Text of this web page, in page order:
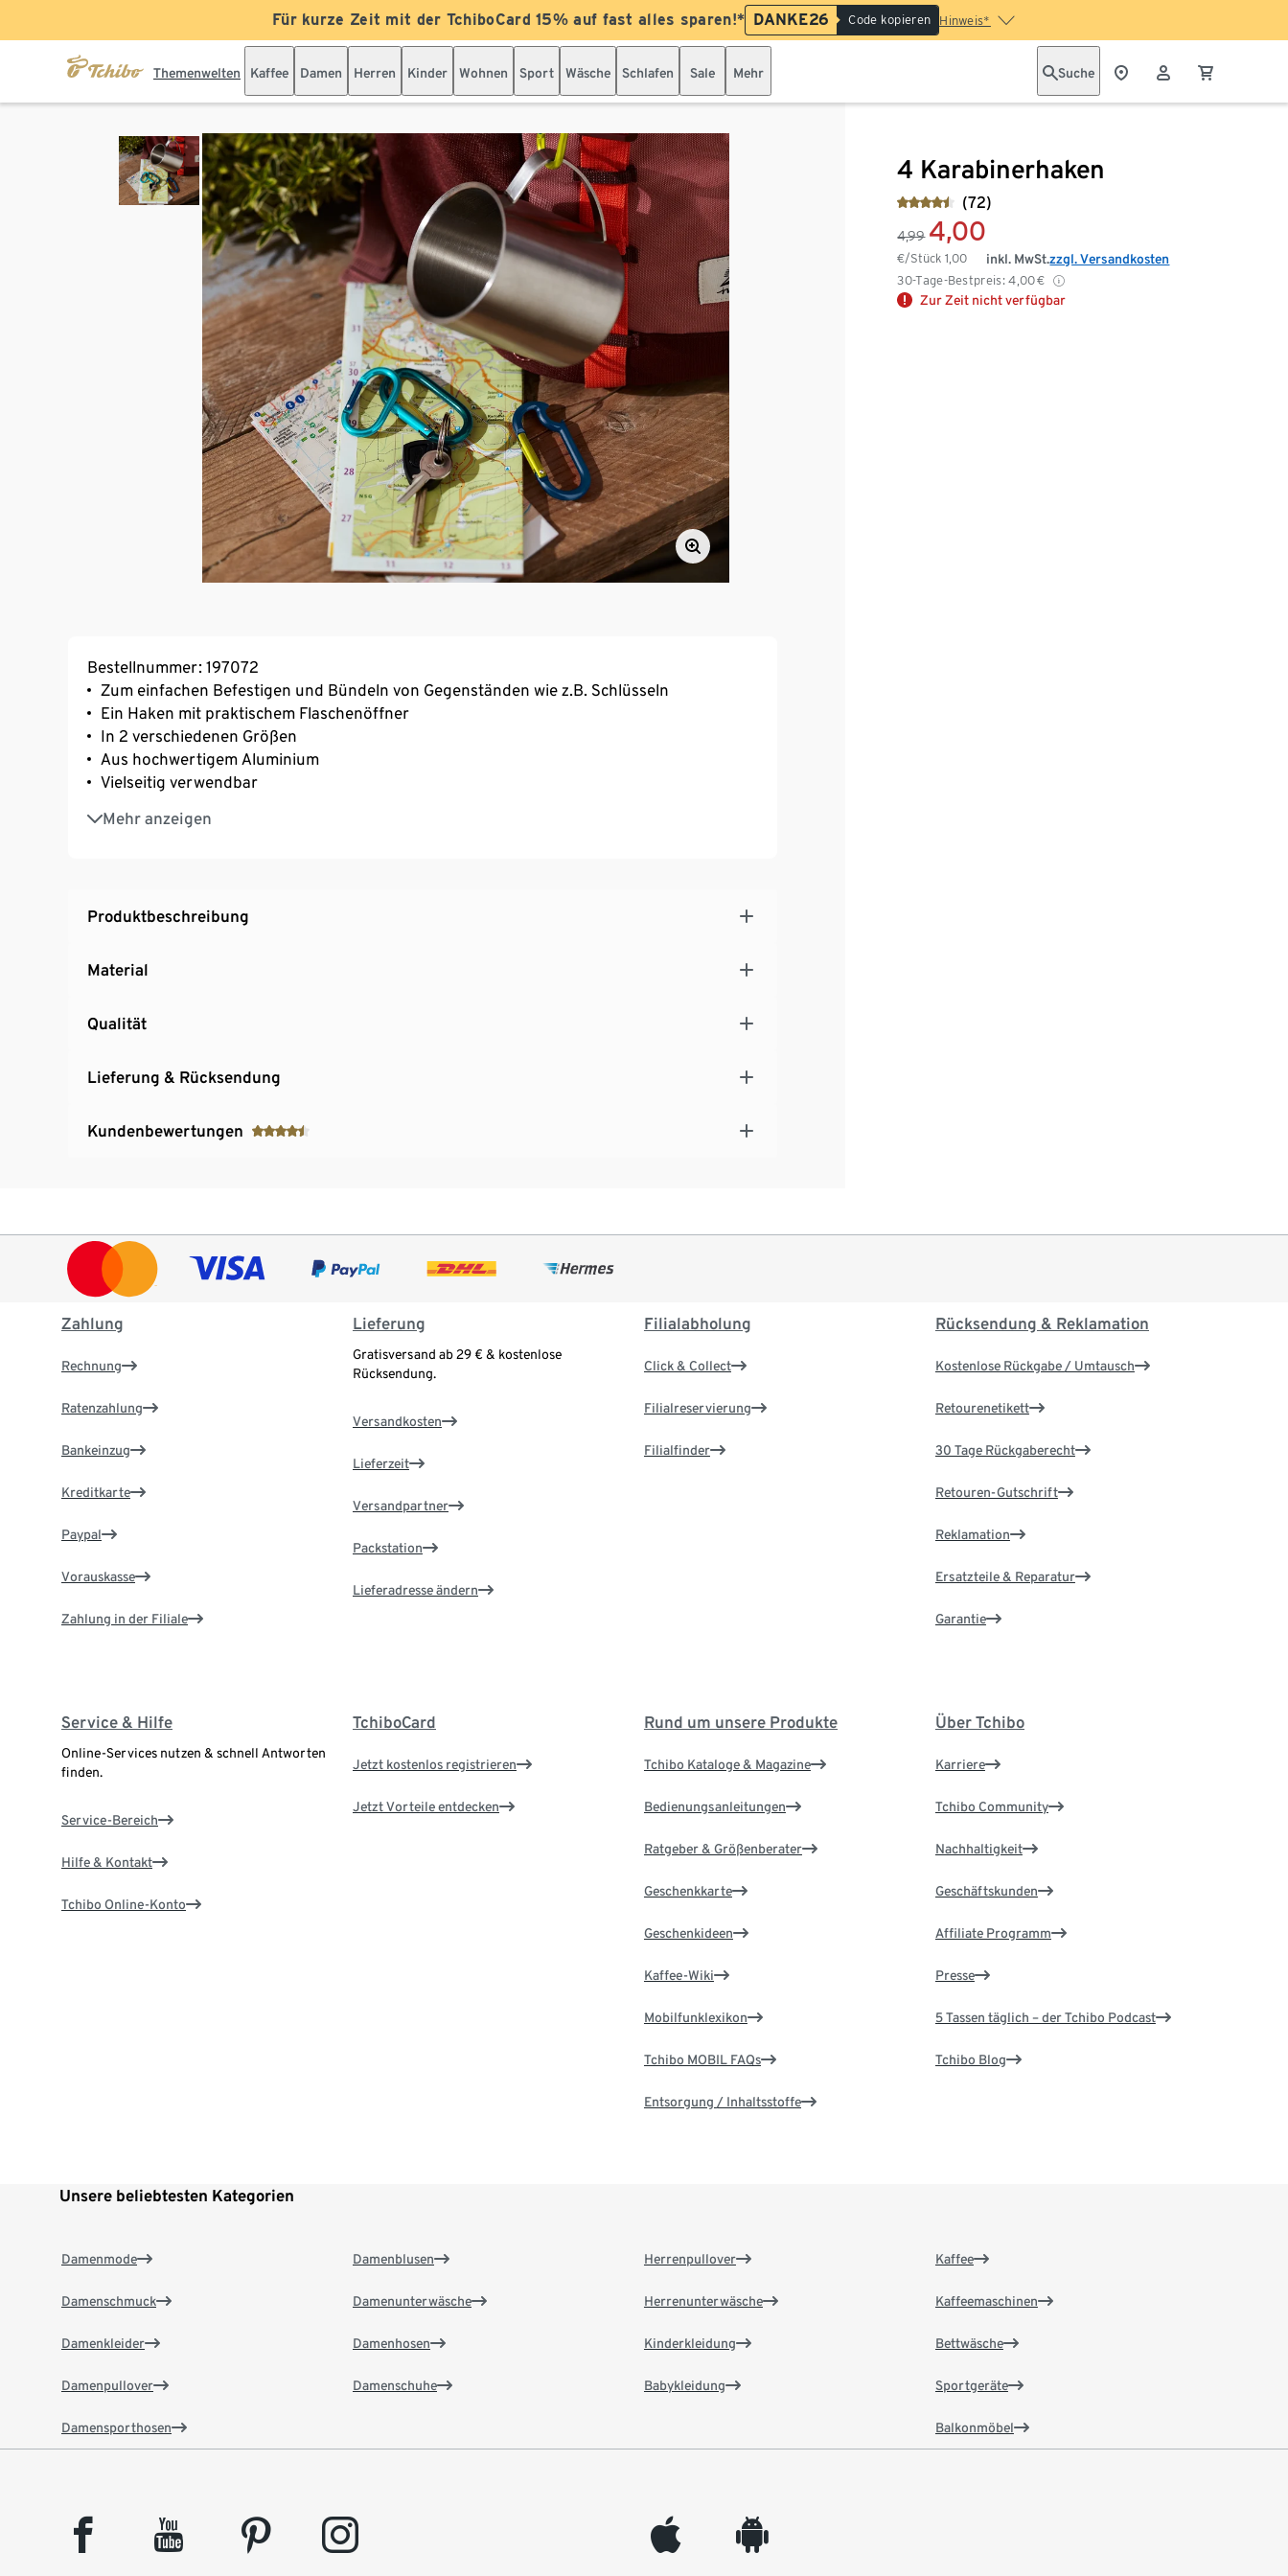
Für kurze Zeit mit der TchiboCard 15% auf fast alles sparen!* DANKE26 Code kopieren Hinweis*
Themenwelten Kaffee Damen Herren Kinder Wohnen Sport Wäsche Schlafen Sale Mehr Suche
4 Karabinerhaken
(72)
4,99 4,00
€/Stück1,00
30-Tage-Bestpreis: 4,00€
inkl. MwSt.zzgl. Versandkosten
Zur Zeit nicht verfügbar
Bestellnummer: 197072
Zum einfachen Befestigen und Bündeln von Gegenständen wie z.B. Schlüsseln
Ein Haken mit praktischem Flaschenöffner
In 2 verschiedenen Größen
Aus hochwertigem Aluminium
Vielseitig verwendbar
Mehr anzeigen
Tragkraft kleine Karabiner je max. 5 kg, große je max. 10 kg
Produktbeschreibung
Material
Qualität
Lieferung & Rücksendung
Kundenbewertungen
Zahlung
Rechnung
Ratenzahlung
Bankeinzug
Kreditkarte
Paypal
Vorauskasse
Zahlung in der Filiale
Lieferung
Gratisversand ab 29 € & kostenlose
Rücksendung.
Versandkosten
Lieferzeit
Versandpartner
Packstation
Lieferadresse ändern
Filialabholung
Click & Collect
Filialreservierung
Filialfinder
Rücksendung & Reklamation
Kostenlose Rückgabe / Umtausch
Retourenetikett
30 Tage Rückgaberecht
Retouren-Gutschrift
Reklamation
Ersatzteile & Reparatur
Garantie
Service & Hilfe
Online-Services nutzen & schnell Antworten
finden.
Service-Bereich
Hilfe & Kontakt
Tchibo Online-Konto
TchiboCard
Jetzt kostenlos registrieren
Jetzt Vorteile entdecken
Rund um unsere Produkte
Tchibo Kataloge & Magazine
Bedienungsanleitungen
Ratgeber & Größenberater
Geschenkkarte
Geschenkideen
Kaffee-Wiki
Mobilfunklexikon
Tchibo MOBIL FAQs
Entsorgung / Inhaltsstoffe
Über Tchibo
Karriere
Tchibo Community
Nachhaltigkeit
Geschäftskunden
Affiliate Programm
Presse
5 Tassen täglich – der Tchibo Podcast
Tchibo Blog
Unsere beliebtesten Kategorien
Damenmode
Damenschmuck
Damenkleider
Damenpullover
Damensporthosen
Damenblusen
Damenunterwäsche
Damenhosen
Damenschuhe
Herrenpullover
Herrenunterwäsche
Kinderkleidung
Babykleidung
Kaffee
Kaffeemaschinen
Bettwäsche
Sportgeräte
Balkonmöbel
facebook youtube pinterest instagram appleinc android